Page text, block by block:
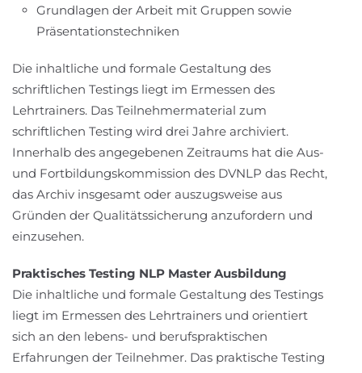
Grundlagen der Arbeit mit Gruppen sowie
Präsentationstechniken
Die inhaltliche und formale Gestaltung des
schriftlichen Testings liegt im Ermessen des
Lehrtrainers. Das Teilnehmermaterial zum
schriftlichen Testing wird drei Jahre archiviert.
Innerhalb des angegebenen Zeitraums hat die Aus-
und Fortbildungskommission des DVNLP das Recht,
das Archiv insgesamt oder auszugsweise aus
Gründen der Qualitätssicherung anzufordern und
einzusehen.
Praktisches Testing NLP Master Ausbildung
Die inhaltliche und formale Gestaltung des Testings
liegt im Ermessen des Lehrtrainers und orientiert
sich an den lebens- und berufspraktischen
Erfahrungen der Teilnehmer. Das praktische Testing